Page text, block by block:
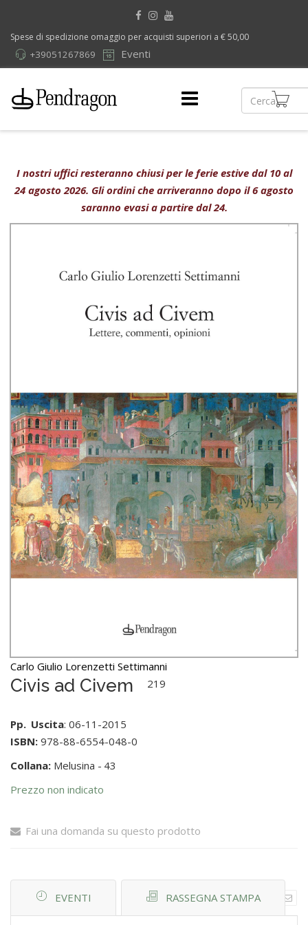
Spese di spedizione omaggio per acquisti superiori a € 50,00
Eventi
+39051267869
I nostri uffici resteranno chiusi per le ferie estive dal 10 al
24 agosto 2026. Gli ordini che arriveranno dopo il 6 agosto
saranno evasi a partire dal 24.
Carlo Giulio Lorenzetti Settimanni
Civis ad Civem
Pp.
219
Uscita: 06-11-2015
ISBN: 978-88-6554-048-0
Collana: Melusina - 43
Prezzo non indicato
Fai una domanda su questo prodotto
EVENTI RASSEGNA STAMPA